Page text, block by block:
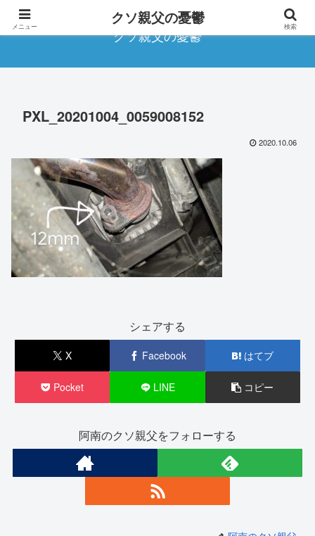
クソ親父の憂鬱
PXL_20201004_0059008152
2020.10.06
シェアする
X Facebook はてブ
Pocket LINE コピー
阿南のクソ親父をフォローする
メニュー クソ親父の憂鬱 検索